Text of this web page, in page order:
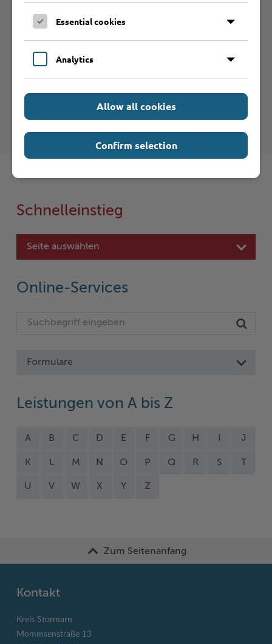
Ministerium für Justiz und
Ministerium für Inneres, Kommunales,
Wohnen und Sport
Schnelleinstieg
Seite auswählen
Online-Services
Formulare
Leistungen von A bis Z
A B C D E F G H J
K L M N O P Q R S T
U V W X Y Z
Zum Seitenanfang
Kontakt
Kreis Stormarn
Mommsenstraße 13
Essential cookies
Analytics
Allow all cookies
Confirm selection